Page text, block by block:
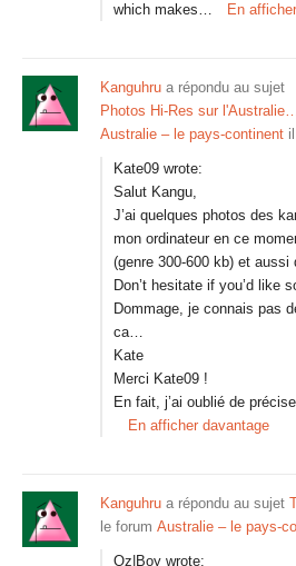
which makes…
En
Kanguhru a répondu au sujet
Photos Hi-Res sur
Australie – le pays-continent
Kate09 wrote:
Salut Kangu,
J’ai quelques photos des
mon ordinateur en ce
(genre 300-600 kb) et
Don’t hesitate if you’d like
Dommage, je connais pas
ca…
Kate
Merci Kate09 !
En fait, j’ai oublié de
En afficher davantage
Kanguhru a répondu au sujet
le forum Australie – le pays-
Oz|Boy wrote: